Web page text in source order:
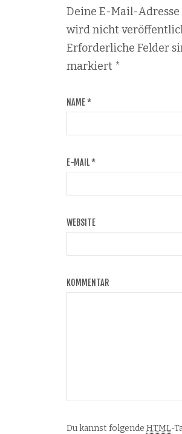
Deine E-Mail-Adresse
wird nicht
Erforderliche Felder
markiert *
NAME*
E-MAIL*
WEBSITE
KOMMENTAR
Du kannst folgende HTML-